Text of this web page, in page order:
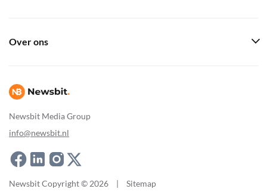
Newsbit Media Group
info@newsbit.nl
Over ons
Newsbit Copyright © 2026 | Sitemap